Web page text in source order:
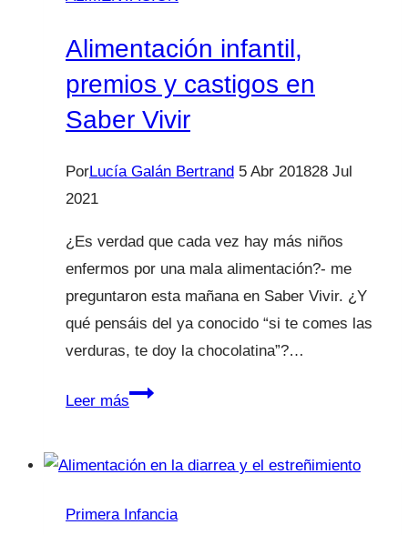
Alimentación infantil,
premios y castigos en
Saber Vivir
PorLucía Galán Bertrand 5 Abr 201828 Jul
2021
¿Es verdad que cada vez hay más niños
enfermos por una mala alimentación?- me
preguntaron esta mañana en Saber Vivir. ¿Y
qué pensáis del ya conocido “si te comes las
verduras, te doy la chocolatina”?…
Leer másAlimentación
y
Primera Infancia